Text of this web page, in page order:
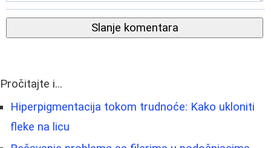
Slanje komentara
Pročitajte i...
Hiperpigmentacija tokom trudnoće: Kako ukloniti
fleke na licu